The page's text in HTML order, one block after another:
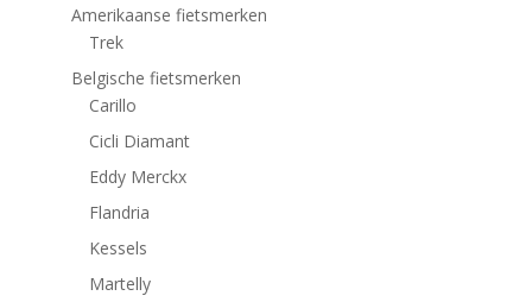
Amerikaanse fietsmerken
Trek
Belgische fietsmerken
Carillo
Cicli Diamant
Eddy Merckx
Flandria
Kessels
Martelly